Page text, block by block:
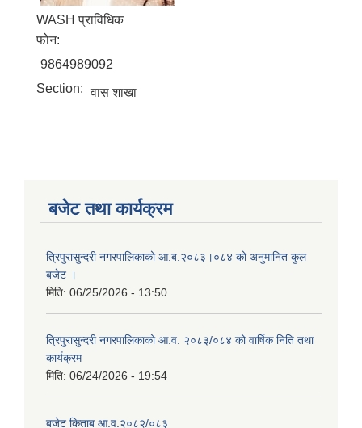
WASH प्राविधिक
फोन:
9864989092
Section: वास शाखा
बजेट तथा कार्यक्रम
त्रिपुरासुन्दरी नगरपालिकाको आ.ब.२०८३।०८४ को अनुमानित कुल
बजेट ।
मिति: 06/25/2026 - 13:50
त्रिपुरासुन्दरी नगरपालिकाको आ.व. २०८३/०८४ को वार्षिक निति तथा
कार्यक्रम
मिति: 06/24/2026 - 19:54
बजेट किताब आ.व.२०८२/०८३